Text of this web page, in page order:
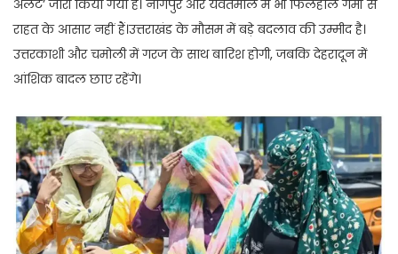
अलर्ट’ जारी किया गया है। नागपुर और यवतमाल में भी फिलहाल गर्मी से
राहत के आसार नहीं हैं।उत्तराखंड के मौसम में बड़े बदलाव की उम्मीद है।
उत्तरकाशी और चमोली में गरज के साथ बारिश होगी, जबकि देहरादून में
आंशिक बादल छाए रहेंगे।